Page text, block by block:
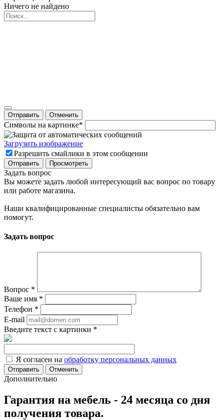
Ничего не найдено
Отправить Отменить
Символы на картинке*
Загрузить изображение
Разрешить смайлики в этом сообщении
Задать вопрос
Вы можете задать любой интересующий вас вопрос по товару
или работе магазина.
Наши квалифицированные специалисты обязательно вам
помогут.
Задать вопрос
Вопрос *
Ваше имя *
Телефон *
E-mail
Введите текст с картинки *
Я согласен на обработку персональных данных
Отменить
Дополнительно
Гарантия на мебель - 24 месяца со дня
получения товара.